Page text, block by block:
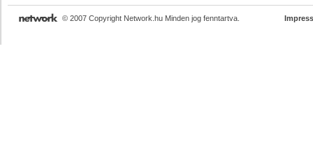
© 2007 Copyright Network.hu Minden jog fenntartva.